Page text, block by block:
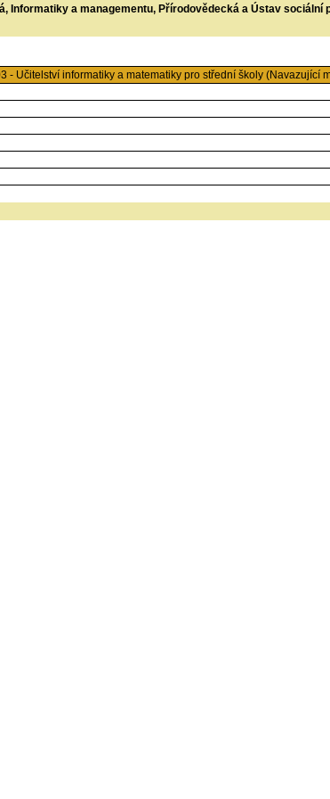
Informatiky a managementu, Přírodovědecká a Ústav sociální
- Učitelství informatiky a matematiky pro střední školy (Navazující